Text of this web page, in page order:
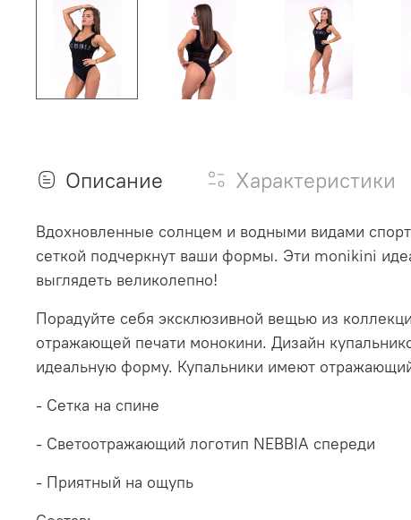
Описание Характеристики
Вдохновленные солнцем и водными видами
сеткой подчеркнут ваши формы. Эти monikini
выглядеть великолепно!
Порадуйте себя эксклюзивной вещью из
отражающей печати монокини. Дизайн
идеальную форму. Купальники имеют
- Сетка на спине
- Светоотражающий логотип NEBBIA спереди
- Приятный на ощупь